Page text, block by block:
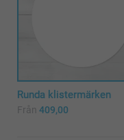
Runda klistermärken
Från 409,00